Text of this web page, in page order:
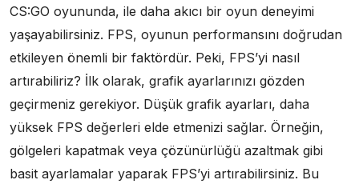
CS:GO oyununda, ile daha akıcı bir oyun deneyimi
yaşayabilirsiniz. FPS, oyunun performansını doğrudan
etkileyen önemli bir faktördür. Peki, FPS’yi nasıl
artırabiliriz? İlk olarak, grafik ayarlarınızı gözden
geçirmeniz gerekiyor. Düşük grafik ayarları, daha
yüksek FPS değerleri elde etmenizi sağlar. Örneğin,
gölgeleri kapatmak veya çözünürlüğü azaltmak gibi
basit ayarlamalar yaparak FPS’yi artırabilirsiniz. Bu